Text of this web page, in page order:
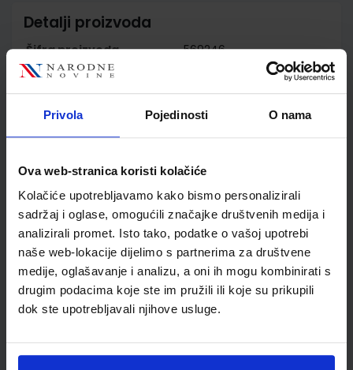
Privola Pojedinosti O nama
Ova web-stranica koristi kolačiće
Kolačiće upotrebljavamo kako bismo personalizirali
sadržaj i oglase, omogućili značajke društvenih medija i
analizirali promet. Isto tako, podatke o vašoj upotrebi
naše web-lokacije dijelimo s partnerima za društvene
medije, oglašavanje i analizu, a oni ih mogu kombinirati s
drugim podacima koje ste im pružili ili koje su prikupili
dok ste upotrebljavali njihove usluge.
Detalji proizvoda
Šifra proizvoda
569246
Jedinična mjera
Nakladnik
ŠKOLSKA KNJIGA d.d.
Autor
Irena Horvatić Bilić Irena
Vrsta školske knjige
RADNA BILJEŽNICA
Vrsta škole
4 GIMNAZIJA+STRUKOVN
Nastavni predmet
NJEMAČKI JEZIK
Reg br min
7701-DOM